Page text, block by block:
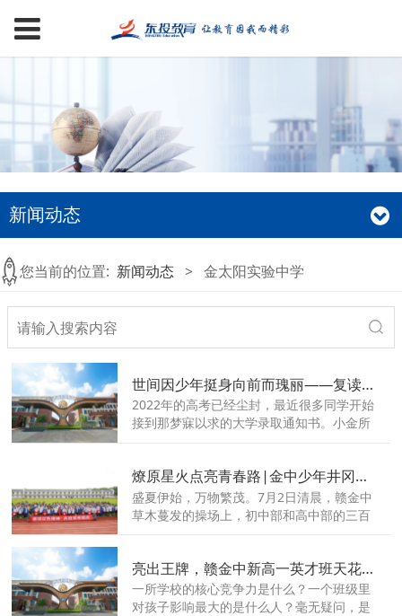
新闻动态
您当前的位置: 新闻动态 > 金太阳实验中学
世间因少年挺身向前而瑰丽——复读岁月里致青春的一封信！
2022年的高考已经尘封，最近很多同学开始
接到那梦寐以求的大学录取通知书。小金所
书，承载了太多的期待，这封录取通知书也
是给青春最美丽的一封信。
燎原星火点亮青春路|金中少年井冈山研学记
盛夏伊始，万物繁茂。7月2日清晨，赣金中
草木蔓发的操场上，初中部和高中部的三百
上在本学期的研学征程---追寻燎原星火，弘
扬井冈精神！
亮出王牌，赣金中新高一英才班天花板级师资团队来了！
一所学校的核心竞争力是什么？一个班级里
对孩子影响最大的是什么人？毫无疑问，是